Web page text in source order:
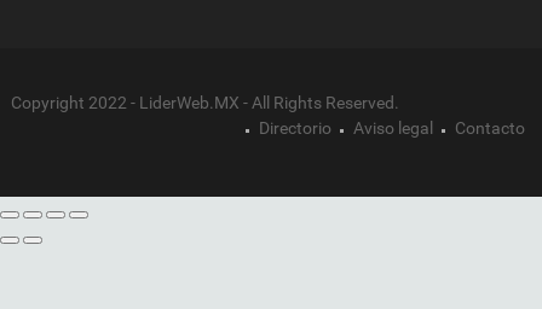
Copyright 2022 - LiderWeb.MX - All Rights Reserved.
Directorio
Aviso legal Contacto